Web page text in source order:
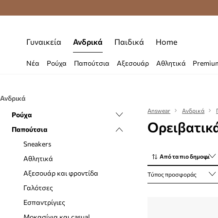
Γυναικεία Ανδρικά Παιδικά Home
Νέα Ρούχα Παπούτσια Αξεσουάρ Αθλητικά
Ανδρικά
Ρούχα
T-shirt και Polo μπλουζάκια
Εσώρουχα
Κάλτσες
Ισοθερμικά εσώρουχα
Παλτό
Μαγιό
Παπούτσια
Sneakers
Αθλητικά
Αξεσουάρ και φροντίδα
Γαλότσες
Εσπαντρίγιες
Answear Ανδρικά
Από τα πιο δημοφιλή
Τύπος προσφοράς